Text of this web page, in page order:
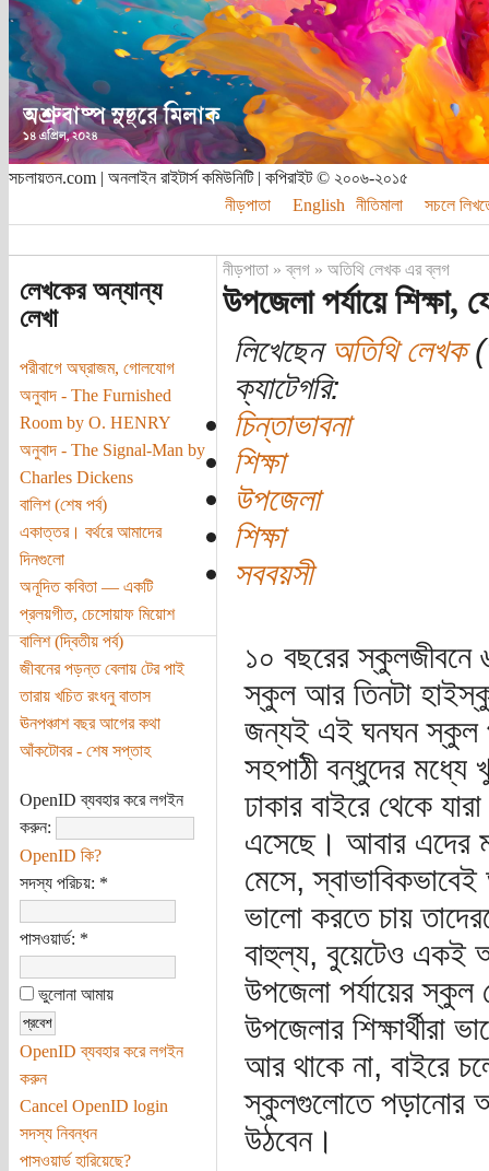
সচলায়তন.com | অনলাইন রাইটার্স কমিউনিটি | কপিরাইট © ২০০৬-২০১৫
নীড়পাতা
English নীতিমালা সচলে
লেখকের অন্যান্য
লেখা
পরীবাগে অঘ্রাজম, গোলযোগ
অনুবাদ - The Furnished
Room by O. HENRY
অনুবাদ - The Signal-Man by
Charles Dickens
বালিশ (শেষ পর্ব)
একাত্তর। বর্থরে আমাদের
দিনগুলো
অনূদিত কবিতা — একটি
প্রলয়গীত, চেসোয়াফ মিয়োশ
বালিশ (দ্বিতীয় পর্ব)
জীবনের পড়ন্ত বেলায় টের পাই
তারায় খচিত রংধনু বাতাস
ঊনপঞ্চাশ বছর আগের কথা
আঁকটোবর - শেষ সপ্তাহ
OpenID ব্যবহার করে লগইন
করুন:
OpenID কি?
সদস্য পরিচয়: *
পাসওয়ার্ড: *
ভুলোনা আমায়
OpenID ব্যবহার করে লগইন
করুন
Cancel OpenID login
সদস্য নিবন্ধন
পাসওয়ার্ড হারিয়েছে?
নীড়পাতা»ব্লগ» অতিথি লেখক এর ব্লগ
উপজেলা পর্যায়ে শিক্ষা,
লিখেছেন অতিথি লেখক
ক্যাটেগরি:
চিন্তাভাবনা
শিক্ষা
উপজেলা
শিক্ষা
সববয়সী
১০ বছরের স্কুলজীবনে
স্কুল আর তিনটা
জন্যই এই ঘনঘন স্কুল
সহপাঠী বন্ধুদের
ঢাকার বাইরে থেকে
এসেছে। আবার এদের
মেসে,
ভালো করতে চায়
বাহুল্য, বুয়েটেও একই
উপজেলা পর্যায়ের স্কুল
উপজেলার শিক্ষার্থীরা
আর থাকে না, বাইরে
স্কুলগুলোতে পড়ানোর
উঠবেন।